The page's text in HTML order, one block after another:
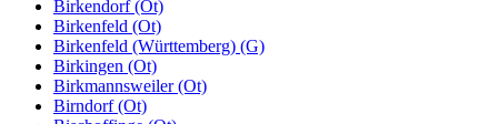
Birkendorf (Ot)
Birkenfeld (Ot)
Birkenfeld (Württemberg) (G)
Birkingen (Ot)
Birkmannsweiler (Ot)
Birndorf (Ot)